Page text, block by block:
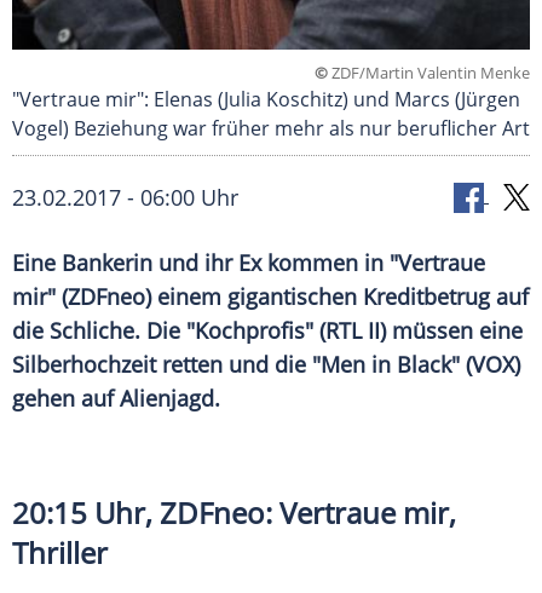
©ZDF/Martin Valentin Menke
"Vertraue mir": Elenas (Julia Koschitz) und Marcs (Jürgen
Vogel) Beziehung war früher mehr als nur beruflicher Art
23.02.2017 - 06:00 Uhr
Eine Bankerin und ihr Ex kommen in "Vertraue
mir" (ZDFneo) einem gigantischen Kreditbetrug auf
die Schliche. Die "Kochprofis" (RTL II) müssen eine
Silberhochzeit retten und die "Men in Black" (VOX)
gehen auf Alienjagd.
20:15 Uhr, ZDFneo: Vertraue mir,
Thriller